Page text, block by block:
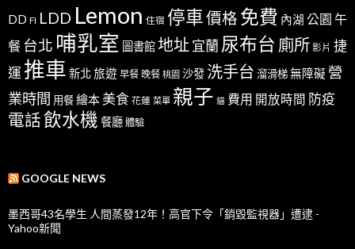
DD FI LDD Lemon 住宿 停車價格 免費 內湖 公園 午
餐 台北 哺乳室 圖書館地址宜蘭尿布台 廁所 影片 捷
運 推車 新北旅遊 早餐 晚餐 桃園 沙發 洗手台 溜滑梯無障礙 營
業時間 用餐繪本 美食 花蓮 菜單 親子 貓 費用 開放時間 防疫
電話飲水機 餐廳 體驗
GOOGLE NEWS
墨西哥43名學生 人間蒸發12年！高官下令「銷毀監視器」遭逮 -
Yahoo新聞